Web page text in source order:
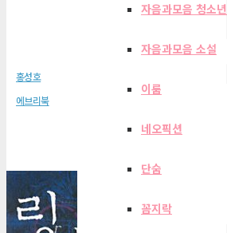
자음과모음 청소년
자음과모음 소설
이룸
네오픽션
단숨
꼼지락
링스 4권
홍성호
에브리북